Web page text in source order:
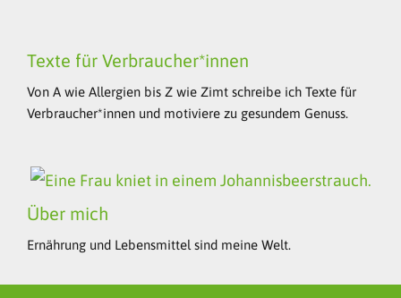
Texte für Verbraucher*innen
Von A wie Allergien bis Z wie Zimt schreibe ich Texte für
Verbraucher*innen und motiviere zu gesundem Genuss.
Über mich
Ernährung und Lebensmittel sind meine Welt.